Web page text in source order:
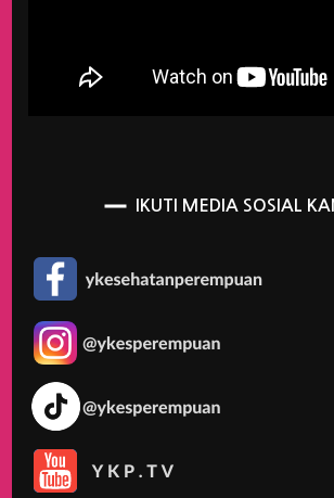
IKUTI MEDIA SOSIAL